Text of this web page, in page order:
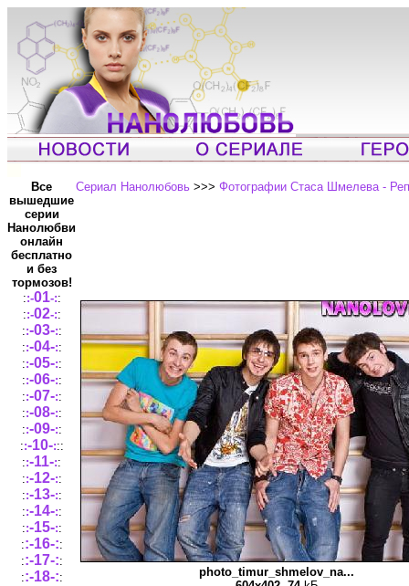
Все
вышедшие
серии
Нанолюбви
онлайн
бесплатно
и без
тормозов!
::-01-::
::-02-::
::-03-::
::-04-::
::-05-::
::-06-::
::-07-::
::-08-::
::-09-::
::-10-:::
::-11-::
::-12-::
::-13-::
::-14-::
::-15-::
::-16-::
::-17-::
::-18-::
Сериал Нанолюбовь >>> Фотографии Стаса Шмелева -
photo_timur_shmelov_na...